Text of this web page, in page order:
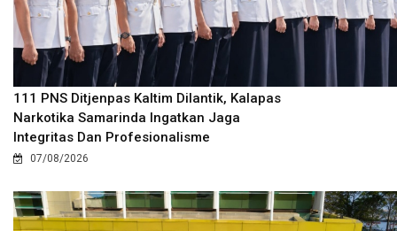
111 PNS Ditjenpas Kaltim Dilantik, Kalapas
Narkotika Samarinda Ingatkan Jaga
Integritas Dan Profesionalisme
07/08/2026